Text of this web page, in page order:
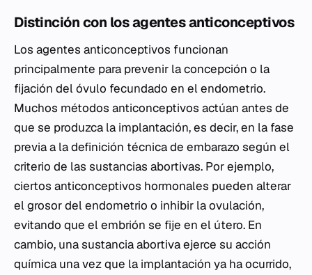
Distinción con los agentes anticonceptivos
Los agentes anticonceptivos funcionan
principalmente para prevenir la concepción o la
fijación del óvulo fecundado en el endometrio.
Muchos métodos anticonceptivos actúan antes de
que se produzca la implantación, es decir, en la fase
previa a la definición técnica de embarazo según el
criterio de las sustancias abortivas. Por ejemplo,
ciertos anticonceptivos hormonales pueden alterar
el grosor del endometrio o inhibir la ovulación,
evitando que el embrión se fije en el útero. En
cambio, una sustancia abortiva ejerce su acción
química una vez que la implantación ya ha ocurrido,